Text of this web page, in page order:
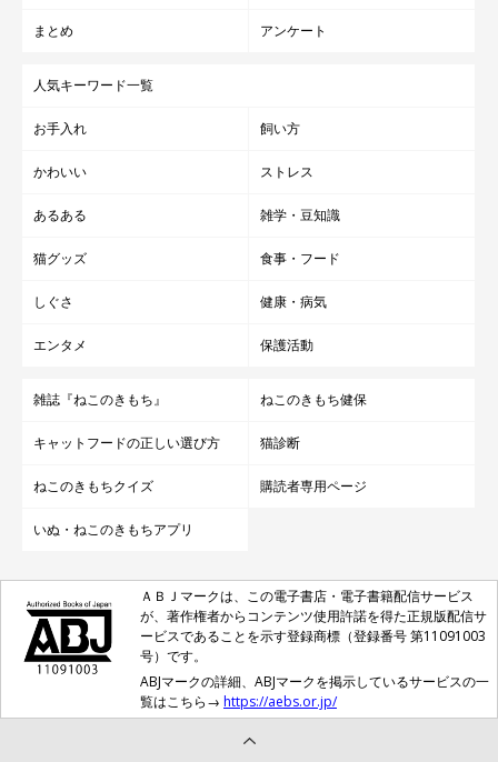
まとめ アンケート
人気キーワード一覧
お手入れ 飼い方
かわいい ストレス
あるある 雑学・豆知識
猫グッズ 食事・フード
しぐさ 健康・病気
エンタメ 保護活動
雑誌『ねこのきもち』 ねこのきもち健保
キャットフードの正しい選び方 猫診断
ねこのきもちクイズ 購読者専用ページ
いぬ・ねこのきもちアプリ
ＡＢＪマークは、この電子書店・電子書籍配信サービス
が、著作権者からコンテンツ使用許諾を得た正規版配信サ
ービスであることを示す登録商標（登録番号 第11091003
号）です。
ABJマークの詳細、ABJマークを掲示しているサービスの一
覧はこちら→ https://aebs.or.jp/